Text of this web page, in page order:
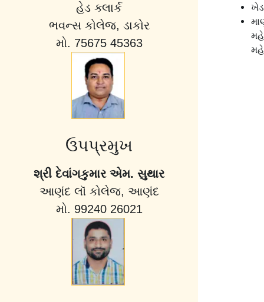
હેડ ક્લાર્ક
ભવન્સ કોલેજ, ડાકોર
મો. 75675 45363
ઉપપ્રમુખ
શ્રી દેવાંગકુમાર એમ. સુથાર
આણંદ લૉ કોલેજ, આણંદ
મો. 99240 26021